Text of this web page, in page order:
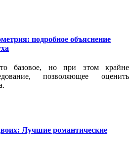
подробное объяснение
базовое, но при этом крайне
позволяющее оценить
Лучшие романтические